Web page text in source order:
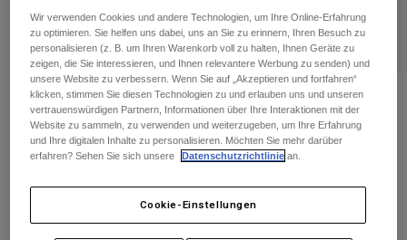
Protektoren
Brillen
Socken
Ersatzteile
Brillen
Socken
Taschen & Zubehör
Spare parts
Hoodies und Pullover
Jacken
Hosen
Shirts
Alle anzeigen
Kinder
Moto
Helme
Jerseys
Hosen
Stiefel
Guards
Handschuhe
Brillen
Kapuzenpullover Moto-X Oversized –
Dame
Artikelnr.32829
Price reduced from
€ 50,99
Wir verwenden Cookies und andere Technologien, um Ihre Online-Erfahrung
zu optimieren. Sie helfen uns dabei, uns an Sie zu erinnern, Ihren Besuch zu
personalisieren (z. B. um Ihren Warenkorb voll zu halten, Ihnen Geräte zu
zeigen, die Sie interessieren, und Ihnen relevantere Werbung zu senden) und
unsere Website zu verbessern. Wenn Sie auf „Akzeptieren und fortfahren“
klicken, stimmen Sie diesen Technologien zu und erlauben uns und unseren
vertrauenswürdigen Partnern, Informationen über Ihre Interaktionen mit der
Website zu sammeln, zu verwenden und weiterzugeben, um Ihre Erfahrung
und Ihre digitalen Inhalte zu personalisieren. Möchten Sie mehr darüber
erfahren? Sehen Sie sich unsere
Datenschutzrichtlinie an.
Cookie-Einstellungen